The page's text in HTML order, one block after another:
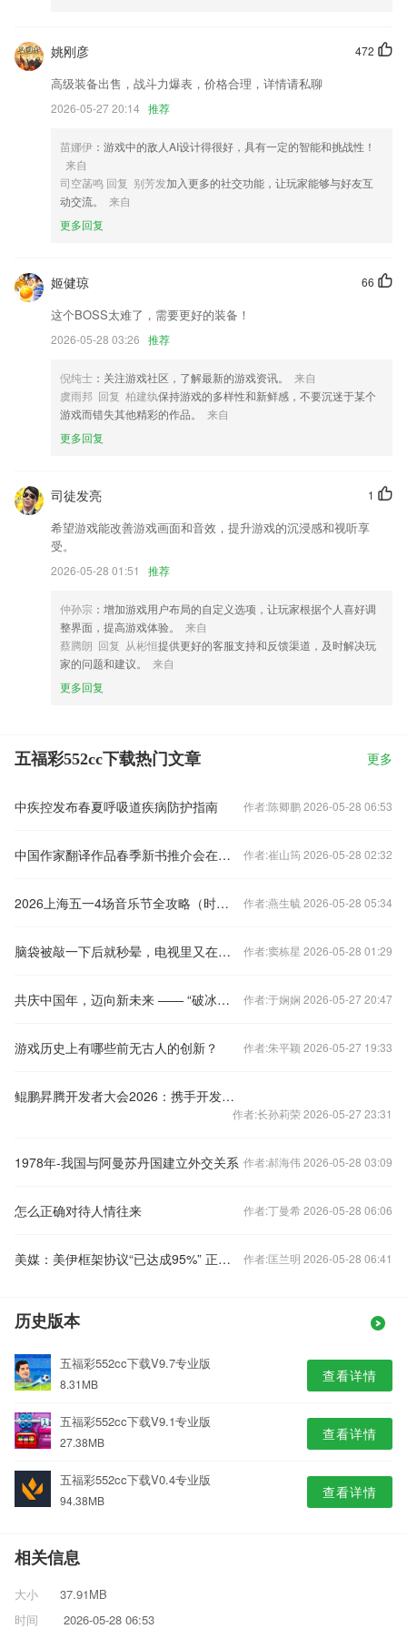
修复一些的问题，提升稳定性
“应用程序”需求现在在需求列表中显示所选的应用程序
专业手机录音
以上就是五福彩552cc下载的介绍，如果您喜欢这款软件，您可以到应用
商店进行打分评论，说出您的使用经历，以帮助我们更好的对产品进行优
化修改。
472
姚刚彦
高级装备出售，战斗力爆表，价格合理，详情请私聊
2026-05-27 20:14 推荐
苗娜伊 ：游戏中的敌人AI设计得很好，具有一定的智能和挑战性！
来自
司空菡鸣 回复 别芳发加入更多的社交功能，让玩家能够与好友互
动交流。
来自
更多回复
66
姬健琼
这个BOSS太难了，需要更好的装备！
2026-05-28 03:26 推荐
倪纯士 ：关注游戏社区，了解最新的游戏资讯。
来自
虞雨邦 回复 柏建纨保持游戏的多样性和新鲜感，不要沉迷于某个
游戏而错失其他精彩的作品。
来自
更多回复
1
司徒发亮
希望游戏能改善游戏画面和音效，提升游戏的沉浸感和视听享
受。
2026-05-28 01:51 推荐
仲孙宗 ：增加游戏用户布局的自定义选项，让玩家根据个人喜好调
整界面，提高游戏体验。
来自
蔡腾朗 回复 从彬恒提供更好的客服支持和反馈渠道，及时解决玩
家的问题和建议。
来自
更多回复
五福彩552cc下载热门文章 更多
中疾控发布春夏呼吸道疾病防护指南 作者:陈卿鹏 2026-05-28 06:53
中国作家翻译作品春季新书推介会在伦敦举办 作者:崔山筠 2026-05-28 02:32
2026上海五一4场音乐节全攻略（时间+地点） 作者:燕生毓 2026-05-28 05:34
脑袋被敲一下后就秒晕，电视里又在瞎演了吗？ 作者:窦栋星 2026-05-28 01:29
共庆中国年，迈向新未来 —— “破冰者”2022新春庆祝活动即将举办 作者:于娴娴 2026-05-27 20:47
游戏历史上有哪些前无古人的创新？ 作者:朱平颖 2026-05-27 19:33
鲲鹏昇腾开发者大会2026：携手开发者共筑AgenticAI时代算力底座
作者:长孙莉荣 2026-05-27 23:31
1978年-我国与阿曼苏丹国建立外交关系 作者:郝海伟 2026-05-28 03:09
怎么正确对待人情往来 作者:丁曼希 2026-05-28 06:06
美媒：美伊框架协议“已达成95%” 正在就“措辞”进行磋商 作者:匡兰明 2026-05-28 06:41
历史版本
五福彩552cc下载V9.7专业版
8.31MB 查看详情
五福彩552cc下载V9.1专业版
27.38MB 查看详情
五福彩552cc下载V0.4专业版
94.38MB 查看详情
相关信息
大小
37.91MB
时间
2026-05-28 06:53